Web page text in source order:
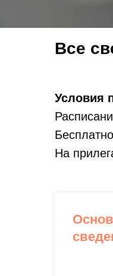
Все
Условия
На